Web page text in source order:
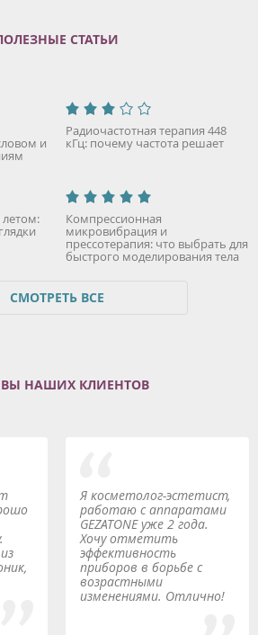
СТАТЬИ
и
Радиочастотная терапия 448
кГц: почему частота решает
Компрессионная
микровибрация и
прессотерапия: что выбрать для
быстрого моделирования тела
СМОТРЕТЬ ВСЕ
НАШИХ КЛИЕНТОВ
Я косметолог-эстетист,
работаю с аппаратами
GEZATONE уже 2 года.
Хочу отметить
эффективность
приборов в борьбе с
возрастными
изменениями. Отлично!